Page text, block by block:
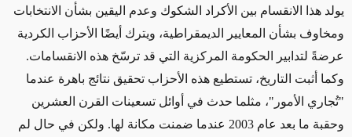
يولد هذا الانقسام بين الأكراد الشكوك وعدم اليقين بشأن الانتخابات
ومخاوف بشأن المعايير الديمقراطية، ويترك أيضًا الأحزاب الكردية
عرضةً لتدابير الحكومة المركزية التي قد ترسّخ هذه الانقسامات.
وكما أثبت التاريخ، تستطيع هذه الأحزاب تحقيق نتائج باهرة عندما
"تُجاري الأمور"، مثلما حدث في أوائل تسعينات القرن العشرين
وحقبة ما بعد عام 2003 عندما ضمنت مكانة لها. ولكن في حال لم